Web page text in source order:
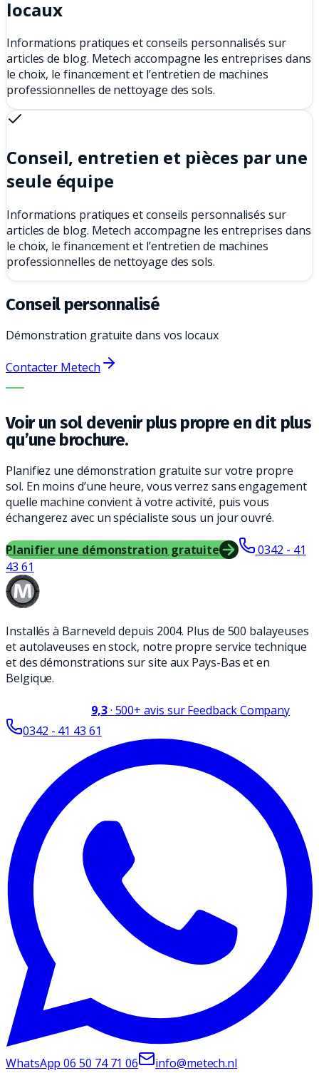
locaux
Informations pratiques et conseils personnalisés sur
articles de blog. Metech accompagne les entreprises dans
le choix, le financement et l’entretien de machines
professionnelles de nettoyage des sols.
Conseil, entretien et pièces par une
seule équipe
Informations pratiques et conseils personnalisés sur
articles de blog. Metech accompagne les entreprises dans
le choix, le financement et l’entretien de machines
professionnelles de nettoyage des sols.
Conseil personnalisé
Démonstration gratuite dans vos locaux
Contacter Metech
LA BONNE MACHINE. LE MEILLEUR SERVICE.
Voir un sol devenir plus propre en dit plus
qu’une brochure.
Planifiez une démonstration gratuite sur votre propre
sol. En moins d’une heure, vous verrez sans engagement
quelle machine convient à votre activité, puis vous
échangerez avec un spécialiste sous un jour ouvré.
Planifier une démonstration gratuite
0342 - 41
43 61
Installés à Barneveld depuis 2004. Plus de 500 balayeuses
et autolaveuses en stock, notre propre service technique
et des démonstrations sur site aux Pays-Bas et en
Belgique.
9,3· 500+ avis sur Feedback Company
0342 - 41 43 61
WhatsApp06 50 74 71 06 info@metech.nl